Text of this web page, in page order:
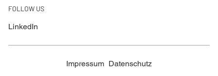
FOLLOW US
LinkedIn
Impressum Datenschutz